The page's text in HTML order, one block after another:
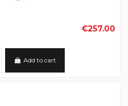
€257.00
Add to cart